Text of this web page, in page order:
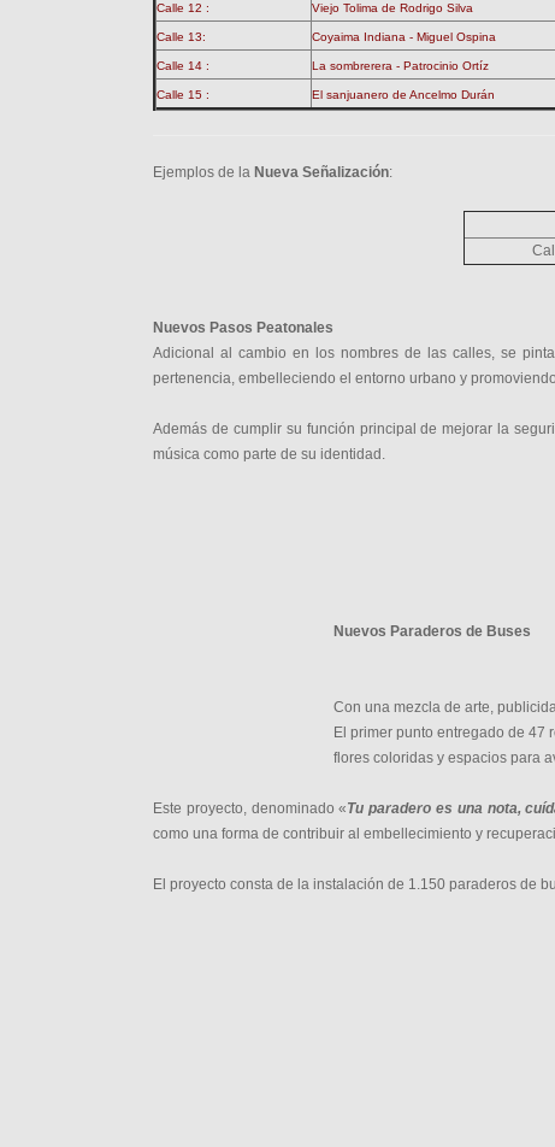
Calle 12 : Viejo Tolima de Rodrigo Silva
Calle 13: Coyaima Indiana - Miguel Ospina
Calle 14 : La sombrerera - Patrocinio Ortíz
Calle 15 : El sanjuanero de Ancelmo Durán
Ejemplos de la Nueva Señalización:
Nuevos Pasos Peatonales
Adicional al cambio en los nombres de las calles, se
pertenencia, embelleciendo el entorno urbano y
Además de cumplir su función principal de mejorar la
música como parte de su identidad.
Nuevos Paraderos de Buses
Con una mezcla de arte,
El primer punto entregado de 47
flores coloridas y espacios para
Este proyecto, denominado «Tu paradero es una nota,
como una forma de contribuir al embellecimiento y
El proyecto consta de la instalación de 1.150 paraderos de